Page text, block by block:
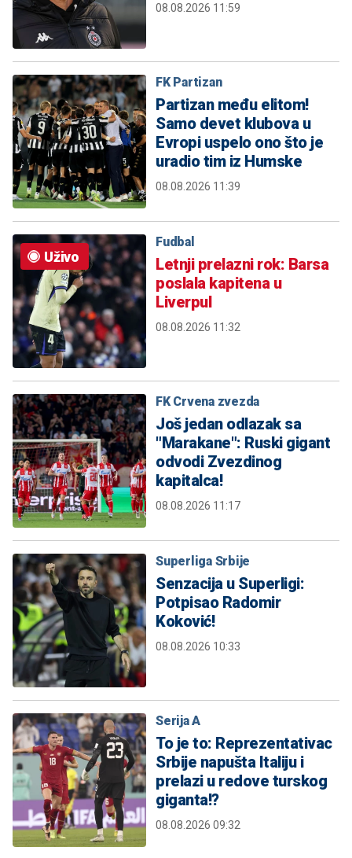
08.08.2026 11:59
FK Partizan
Partizan među elitom!
Samo devet klubova u
Evropi uspelo ono što je
uradio tim iz Humske
08.08.2026 11:39
Uživo
Fudbal
Letnji prelazni rok: Barsa
poslala kapitena u
Liverpul
08.08.2026 11:32
FK Crvena zvezda
Još jedan odlazak sa
"Marakane": Ruski gigant
odvodi Zvezdinog
kapitalca!
08.08.2026 11:17
Superliga Srbije
Senzacija u Superligi:
Potpisao Radomir
Koković!
08.08.2026 10:33
Serija A
To je to: Reprezentativac
Srbije napušta Italiju i
prelazi u redove turskog
giganta!?
08.08.2026 09:32